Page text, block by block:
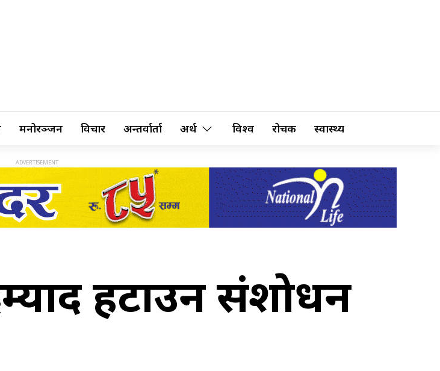
मनोरञ्जन विचार अन्तर्वार्ता अर्थ विश्व रोचक स्वास्थ्य
हटाउन संशाेधन